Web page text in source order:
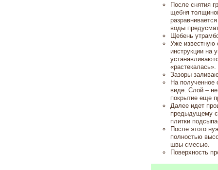
После снятия
щебня
воды
Щебень
Уже известную
инструкции на
«растекалась».
Зазоры
На полученное
виде. Слой –
покрытие еще
Далее идет
предыдущему
плитки
После этого
полностью
швы смесью.
Поверхность